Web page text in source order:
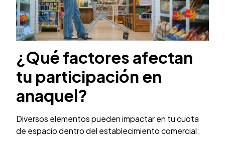
¿Qué factores afectan
tu participación en
anaquel?
Diversos elementos pueden impactar en tu cuota
de espacio dentro del establecimiento comercial: